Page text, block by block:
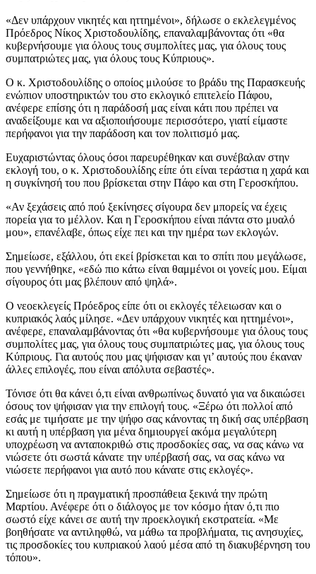
«Δεν υπάρχουν νικητές και ηττημένοι», δήλωσε ο εκλελεγμένος
Πρόεδρος Νίκος Χριστοδουλίδης, επαναλαμβάνοντας ότι «θα
κυβερνήσουμε για όλους τους συμπολίτες μας, για όλους τους
συμπατριώτες μας, για όλους τους Κύπριους».
Ο κ. Χριστοδουλίδης ο οποίος μιλούσε το βράδυ της Παρασκευής
ενώπιον υποστηρικτών του στο εκλογικό επιτελείο Πάφου,
ανέφερε επίσης ότι η παράδοσή μας είναι κάτι που πρέπει να
αναδείξουμε και να αξιοποιήσουμε περισσότερο, γιατί είμαστε
περήφανοι για την παράδοση και τον πολιτισμό μας.
Ευχαριστώντας όλους όσοι παρευρέθηκαν και συνέβαλαν στην
εκλογή του, ο κ. Χριστοδουλίδης είπε ότι είναι τεράστια η χαρά και
η συγκίνησή του που βρίσκεται στην Πάφο και στη Γεροσκήπου.
«Αν ξεχάσεις από πού ξεκίνησες σίγουρα δεν μπορείς να έχεις
πορεία για το μέλλον. Και η Γεροσκήπου είναι πάντα στο μυαλό
μου», επανέλαβε, όπως είχε πει και την ημέρα των εκλογών.
Σημείωσε, εξάλλου, ότι εκεί βρίσκεται και το σπίτι που μεγάλωσε,
που γεννήθηκε, «εδώ πιο κάτω είναι θαμμένοι οι γονείς μου. Είμαι
σίγουρος ότι μας βλέπουν από ψηλά».
Ο νεοεκλεγείς Πρόεδρος είπε ότι οι εκλογές τέλειωσαν και ο
κυπριακός λαός μίλησε. «Δεν υπάρχουν νικητές και ηττημένοι»,
ανέφερε, επαναλαμβάνοντας ότι «θα κυβερνήσουμε για όλους τους
συμπολίτες μας, για όλους τους συμπατριώτες μας, για όλους τους
Κύπριους. Για αυτούς που μας ψήφισαν και γι’ αυτούς που έκαναν
άλλες επιλογές, που είναι απόλυτα σεβαστές».
Τόνισε ότι θα κάνει ό,τι είναι ανθρωπίνως δυνατό για να δικαιώσει
όσους τον ψήφισαν για την επιλογή τους. «Ξέρω ότι πολλοί από
εσάς με τιμήσατε με την ψήφο σας κάνοντας τη δική σας υπέρβαση
κι αυτή η υπέρβαση για μένα δημιουργεί ακόμα μεγαλύτερη
υποχρέωση να ανταποκριθώ στις προσδοκίες σας, να σας κάνω να
νιώσετε ότι σωστά κάνατε την υπέρβασή σας, να σας κάνω να
νιώσετε περήφανοι για αυτό που κάνατε στις εκλογές».
Σημείωσε ότι η πραγματική προσπάθεια ξεκινά την πρώτη
Μαρτίου. Ανέφερε ότι ο διάλογος με τον κόσμο ήταν ό,τι πιο
σωστό είχε κάνει σε αυτή την προεκλογική εκστρατεία. «Με
βοηθήσατε να αντιληφθώ, να μάθω τα προβλήματα, τις ανησυχίες,
τις προσδοκίες του κυπριακού λαού μέσα από τη διακυβέρνηση του
τόπου».